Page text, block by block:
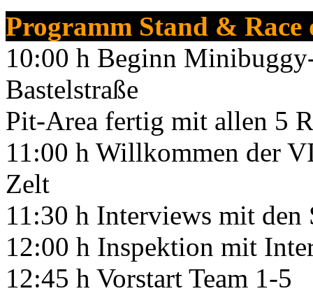
Programm Stand & Race
10:00 h Beginn
Bastelstraße
Pit-Area fertig mit allen 5
11:00 h Willkommen der
Zelt
11:30 h Interviews mit den
12:00 h Inspektion mit
12:45 h Vorstart Team 1-5